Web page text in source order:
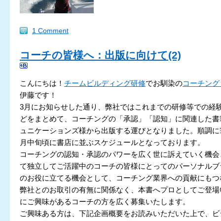
1 Comment
コーチの皆様へ：出版に向けて(2)
こんにちは！ チームビルディング研修でお馴染のコーチン
伊藤です！
3月にお知らせした通り、弊社ではこれまでの研修等での経
どをまとめて、コーチングの「承認」「認知」に関連した
ュニケーションズ様から出版する運びとなりました。順調
月中旬頃に書店に並ぶスケジュールとなっております。
コーチングの認知・承認のパワーを広く世に訴えていく機
て独立してご活躍中のコーチの皆様にとってのパーソナル
のお役に立てる機会として、コーチング業界への貢献にも
弊社とのお取引の有無に関係なく、本書へプロとしてご登
にご興味があるコーチの方を広く募集いたします。
ご興味ある方は、下記企画概要をお読みいただいた上で、